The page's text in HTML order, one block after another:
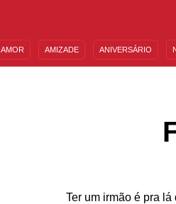
AMOR AMIZADE ANIVERSÁRIO
Ter um irmão é pra